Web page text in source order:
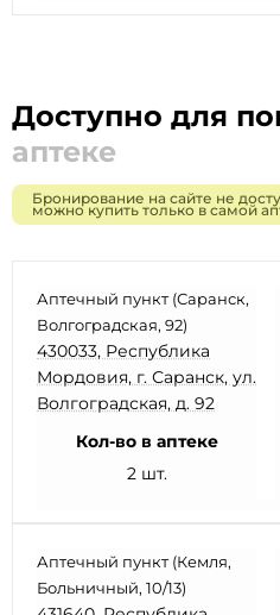
Доступно для
аптеке
Бронирование на сайте не
можно купить только в самой
Аптечный пункт (Саранск,
Волгоградская, 92)
430033, Республика
Мордовия, г. Саранск, ул.
Волгоградская, д. 92
Кол-во в аптеке
2 шт.
Аптечный пункт (Кемля,
Больничный, 10/13)